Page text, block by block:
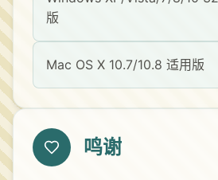
版
Mac OS X 10.7/10.8 适用版
鸣谢